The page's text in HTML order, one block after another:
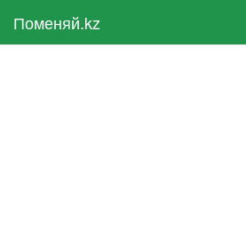
Поменяй.kz